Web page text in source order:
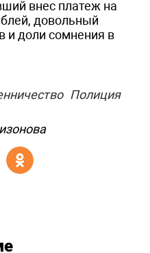
внес платеж на
довольный
и доли сомнения в
Полиция